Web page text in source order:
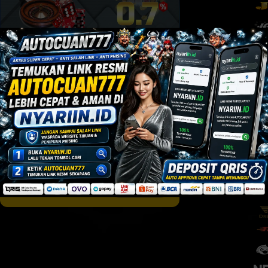
ROLLINGAN MINGGUAN
0.7%
Berlaku Seumur hidup
Lihat rincian
REFERRAL LANGSUNG
Berlaku Seumur hidup Lihat rincian